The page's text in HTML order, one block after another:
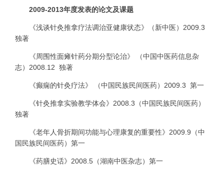
2009-2013年度发表的论文及课题
《浅谈针灸推拿疗法调治亚健康状态》（新中医） 2009.3
独著
《周围性面瘫针药分期分型论治》
（中国中医药信息杂
志） 2008.12 独著
《癫痫的针灸疗法》 （中国民族民间医药） 2009.3 第一
《针灸推拿实验教学体会》 2008.3 （中国民族民间医药）
独著
《老年人骨折期间功能与心理康复的重要性》 2009.9 （中
国民族民间医药）第一
《药膳史话》 2008.5 （湖南中医杂志）第一